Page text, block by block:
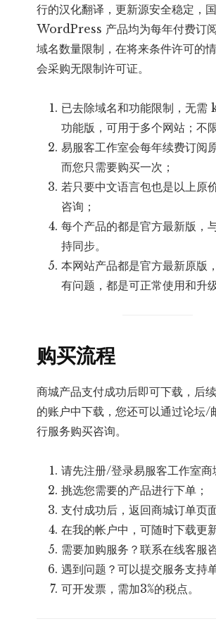
行的汉化翻译，更新源安全稳定，
WordPress 产品均为每年付费订
域名数量限制，在将来条件许可的
会采购无限制许可证。
已去除域名和功能限制，无需
功能版，可用于多个网站；不
易服客工作室会每年续费订阅
而您只需要购买一次；
若只要中文语言包也是以上原
咨询；
每个产品的都是官方最新版，
持同步。
本网站产品都是官方最新原版
有问题，都是可正常使用和升级
购买流程
商城产品支付成功后即可下载，后
的账户中下载，您还可以通过论坛/
行服务购买咨询。
请先注册/登录易服客工作室商
挑选您需要的产品进行下单；
支付成功后，返回商城订单页
在我的帐户中，可随时下载更
需要加购服务？联系在线客服
遇到问题？可以提交服务支持单
可开发票，需加3%的税点。